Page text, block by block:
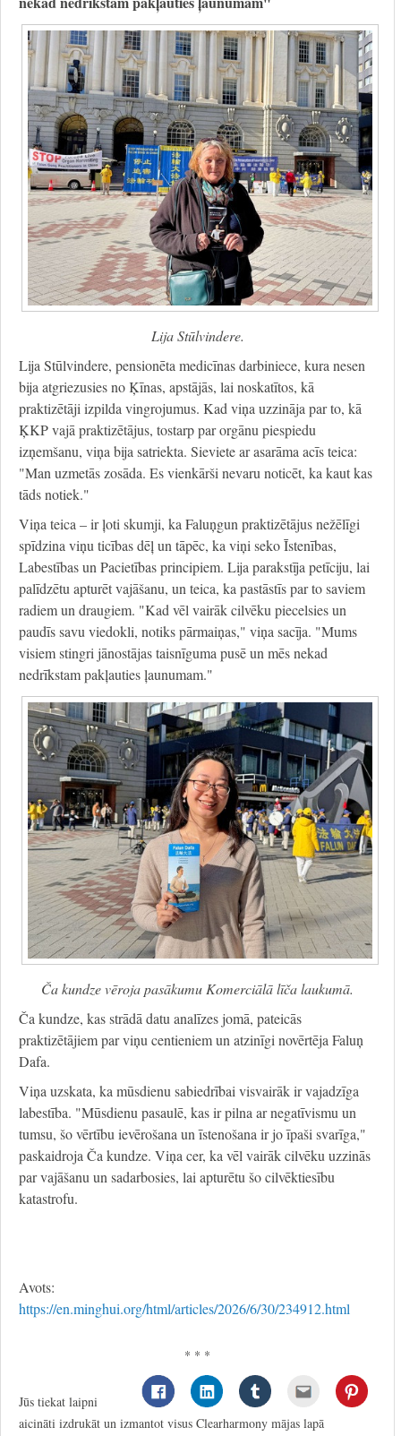
Lija Stūlvindere.
Lija Stūlvindere, pensionēta medicīnas darbiniece, kura nesen
bija atgriezusies no Ķīnas, apstājās, lai noskatītos, kā
praktizētāji izpilda vingrojumus. Kad viņa uzzināja par to, kā
ĶKP vajā praktizētājus, tostarp par orgānu piespiedu
izņemšanu, viņa bija satriekta. Sieviete ar asarāma acīs teica:
"Man uzmetās zosāda. Es vienkārši nevaru noticēt, ka kaut kas
tāds notiek."
Viņa teica – ir ļoti skumji, ka Faluņgun praktizētājus nežēlīgi
spīdzina viņu ticības dēļ un tāpēc, ka viņi seko Īstenības,
Labestības un Pacietības principiem. Lija parakstīja petīciju, lai
palīdzētu apturēt vajāšanu, un teica, ka pastāstīs par to saviem
radiem un draugiem. "Kad vēl vairāk cilvēku piecelsies un
paudīs savu viedokli, notiks pārmaiņas," viņa sacīja. "Mums
visiem stingri jānostājas taisnīguma pusē un mēs nekad
nedrīkstam pakļauties ļaunumam."
Ča kundze vēroja pasākumu Komerciālā līča laukumā.
Ča kundze, kas strādā datu analīzes jomā, pateicās
praktizētājiem par viņu centieniem un atzinīgi novērtēja Faluņ
Dafa.
Viņa uzskata, ka mūsdienu sabiedrībai visvairāk ir vajadzīga
labestība. "Mūsdienu pasaulē, kas ir pilna ar negatīvismu un
tumsu, šo vērtību ievērošana un īstenošana ir jo īpaši svarīga,"
paskaidroja Ča kundze. Viņa cer, ka vēl vairāk cilvēku uzzinās
par vajāšanu un sadarbosies, lai apturētu šo cilvēktiesību
katastrofu.
Avots:
https://en.minghui.org/html/articles/2026/6/30/234912.html
* * *
Jūs tiekat laipni
aicināti izdrukāt un izmantot visus Clearharmony mājas lapā